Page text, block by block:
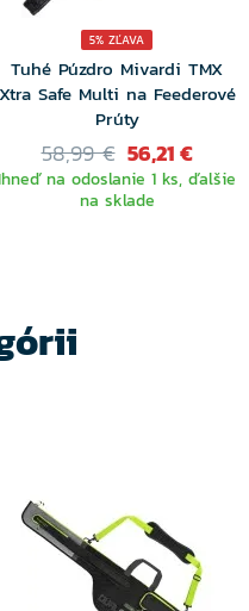
5% ZĽAVA
Tuhé Púzdro Mivardi TMX
Xtra Safe Multi na Feederové
Prúty
58,99 € 56,21 €
na odoslanie 1 ks, ďalšie
na sklade